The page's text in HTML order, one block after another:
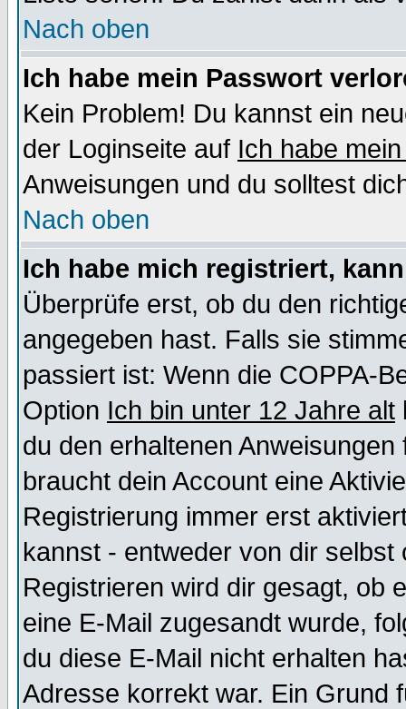
Nach oben
Ich habe mein Passwort
Kein Problem! Du kannst ein
der Loginseite auf Ich habe
Anweisungen und du solltest
Nach oben
Ich habe mich registriert,
Überprüfe erst, ob du den
angegeben hast. Falls sie
passiert ist: Wenn die COPPA-
Option Ich bin unter 12 Jahre alt
du den erhaltenen
braucht dein Account eine
Registrierung immer erst
kannst - entweder von dir selbst
Registrieren wird dir gesagt, ob
eine E-Mail zugesandt wurde,
du diese E-Mail nicht erhalten
Adresse korrekt war. Ein Grund